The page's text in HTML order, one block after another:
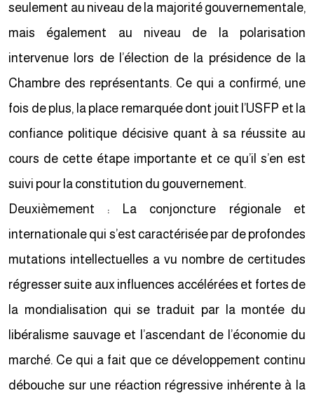
seulement au niveau de la majorité gouvernementale,
mais également au niveau de la polarisation
intervenue lors de l’élection de la présidence de la
Chambre des représentants. Ce qui a confirmé, une
fois de plus, la place remarquée dont jouit l’USFP et la
confiance politique décisive quant à sa réussite au
cours de cette étape importante et ce qu’il s’en est
suivi pour la constitution du gouvernement.
Deuxièmement : La conjoncture régionale et
internationale qui s’est caractérisée par de profondes
mutations intellectuelles a vu nombre de certitudes
régresser suite aux influences accélérées et fortes de
la mondialisation qui se traduit par la montée du
libéralisme sauvage et l’ascendant de l’économie du
marché. Ce qui a fait que ce développement continu
débouche sur une réaction régressive inhérente à la